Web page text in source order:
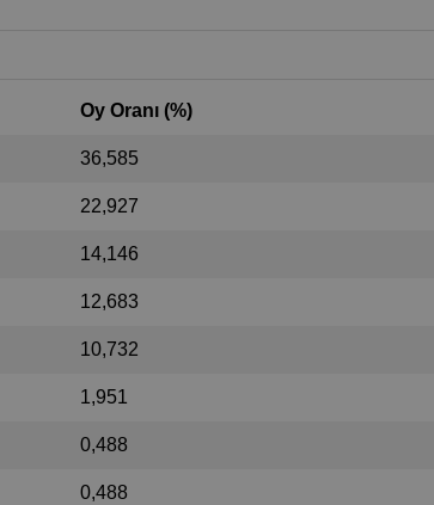
Oy Oranı (%)
36,585
22,927
14,146
12,683
10,732
1,951
0,488
0,488